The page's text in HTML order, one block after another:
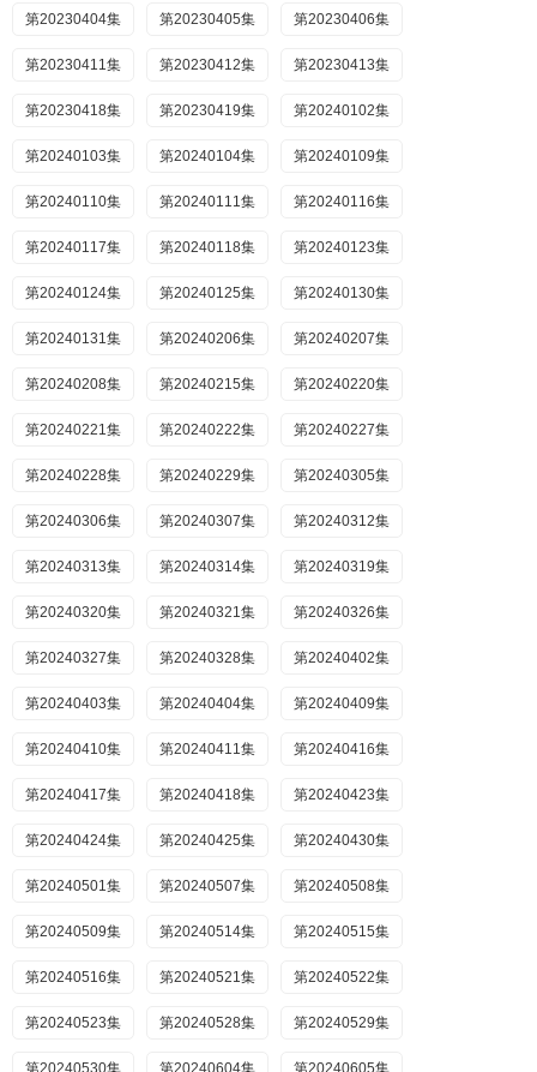
第20230404集 第20230405集 第20230406集
第20230411集 第20230412集 第20230413集
第20230418集 第20230419集 第20240102集
第20240103集 第20240104集 第20240109集
第20240110集 第20240111集 第20240116集
第20240117集 第20240118集 第20240123集
第20240124集 第20240125集 第20240130集
第20240131集 第20240206集 第20240207集
第20240208集 第20240215集 第20240220集
第20240221集 第20240222集 第20240227集
第20240228集 第20240229集 第20240305集
第20240306集 第20240307集 第20240312集
第20240313集 第20240314集 第20240319集
第20240320集 第20240321集 第20240326集
第20240327集 第20240328集 第20240402集
第20240403集 第20240404集 第20240409集
第20240410集 第20240411集 第20240416集
第20240417集 第20240418集 第20240423集
第20240424集 第20240425集 第20240430集
第20240501集 第20240507集 第20240508集
第20240509集 第20240514集 第20240515集
第20240516集 第20240521集 第20240522集
第20240523集 第20240528集 第20240529集
第20240530集 第20240604集 第20240605集